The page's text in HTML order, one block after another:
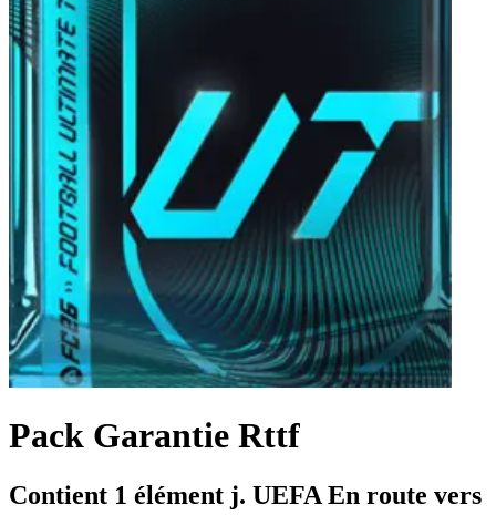
Pack Garantie Rttf
Contient 1 élément j. UEFA En route vers